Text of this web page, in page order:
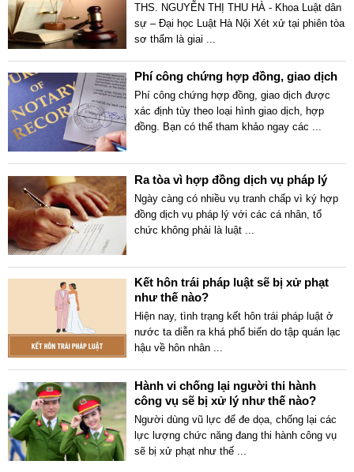
THS. NGUYỄN THỊ THU HÀ - Khoa Luật dân
sự – Đại học Luật Hà Nội Xét xử tại phiên tòa
sơ thẩm là giai
Phí công chứng hợp đồng, giao dịch
Phí công chứng hợp đồng, giao dịch được
xác định tùy theo loại hình giao dịch, hợp
đồng. Bạn có thể tham khảo ngay các ...
Ra tòa vì hợp đồng dịch vụ pháp lý
Ngày càng có nhiều vụ tranh chấp vì ký hợp
đồng dịch vụ pháp lý với các cá nhân, tổ
chức không phải là luật
Kết hôn trái pháp luật sẽ bị xử phạt
như thế nào?
Hiện nay, tình trạng kết hôn trái pháp luật ở
nước ta diễn ra khá phổ biến do tập quán lạc
hậu về hôn nhân ...
Hành vi chống lại người thi hành
công vụ sẽ bị xử lý như thế nào?
Người dùng vũ lực để đe dọa, chống lại các
lực lượng chức năng đang thi hành công vụ
sẽ bị xử phạt như thế